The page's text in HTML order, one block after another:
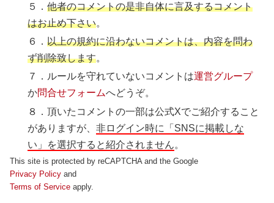
５．他者のコメントの是非自体に言及するコメント
はお止め下さい。
６．以上の規約に沿わないコメントは、内容を問わ
ず削除致します。
７．ルールを守れていないコメントは運営グループ
か問合せフォームへどうぞ。
８．頂いたコメントの一部は公式Xでご紹介すること
がありますが、非ログイン時に「SNSに掲載しな
い」を選択すると紹介されません。
This site is protected by reCAPTCHA and the Google
Privacy Policy and
Terms of Service apply.